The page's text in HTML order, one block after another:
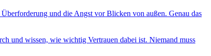
und die Angst vor Blicken von außen. Genau das
und wissen, wie wichtig Vertrauen dabei ist. Niemand muss